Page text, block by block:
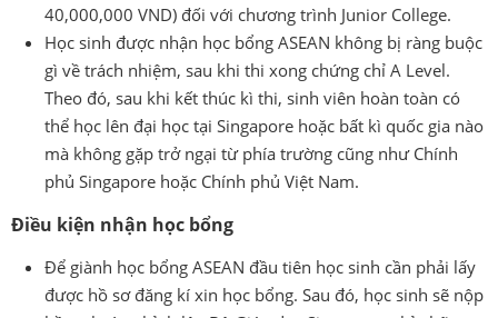
40,000,000 VND) đối với chương trình Junior College.
Học sinh được nhận học bổng ASEAN không bị ràng buộc
gì về trách nhiệm, sau khi thi xong chứng chỉ A Level.
Theo đó, sau khi kết thúc kì thi, sinh viên hoàn toàn có
thể học lên đại học tại Singapore hoặc bất kì quốc gia nào
mà không gặp trở ngại từ phía trường cũng như Chính
phủ Singapore hoặc Chính phủ Việt Nam.
Điều kiện nhận học bổng
Để giành học bổng ASEAN đầu tiên học sinh cần phải lấy
được hồ sơ đăng kí xin học bổng. Sau đó, học sinh sẽ nộp